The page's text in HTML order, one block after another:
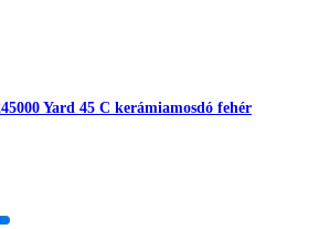
Yard 45 C kerámiamosdó fehér